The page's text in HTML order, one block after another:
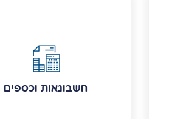
חשבונאות וכספים